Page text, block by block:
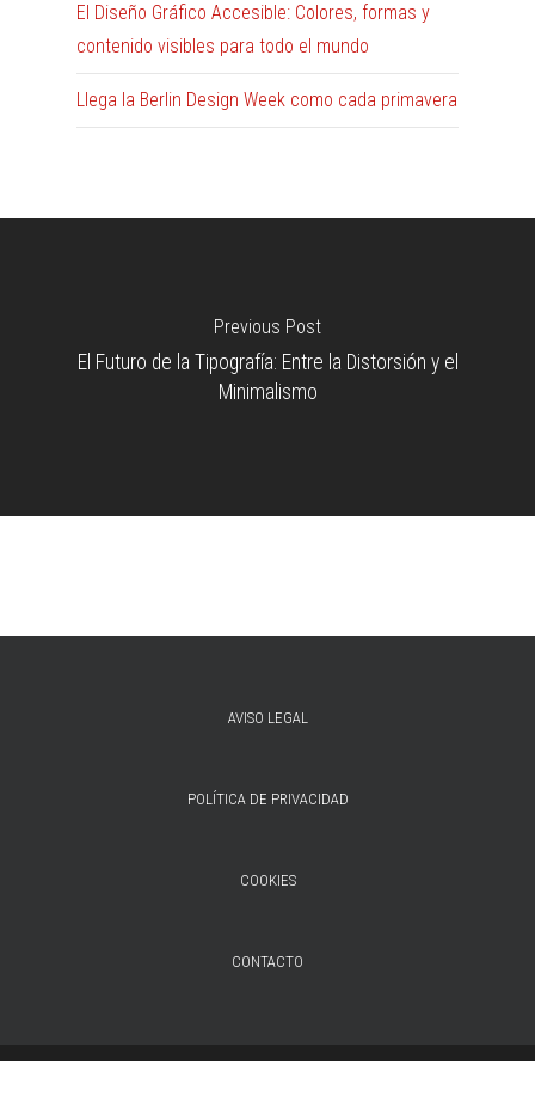
El Diseño Gráfico Accesible: Colores, formas y
contenido visibles para todo el mundo
Llega la Berlin Design Week como cada primavera
Previous Post
El Futuro de la Tipografía: Entre la Distorsión y el
Minimalismo
AVISO LEGAL
POLÍTICA DE PRIVACIDAD
COOKIES
CONTACTO